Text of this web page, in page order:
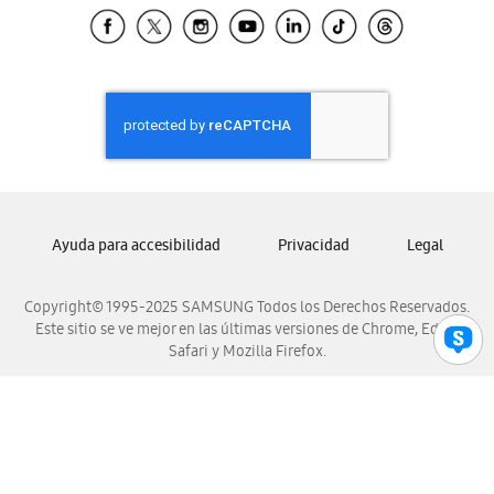
Samsung El Salvador
Samsung Honduras
Samsung Nicaragua
Samsung Panamá
Samsung Venezuela
Copyright© 1995-2025 SAMSUNG Todos los Derechos Reservados.
Este sitio se ve mejor en las últimas versiones de Chrome, Edge,
Safari y Mozilla Firefox.
Ayuda para accesibilidad Privacidad Legal